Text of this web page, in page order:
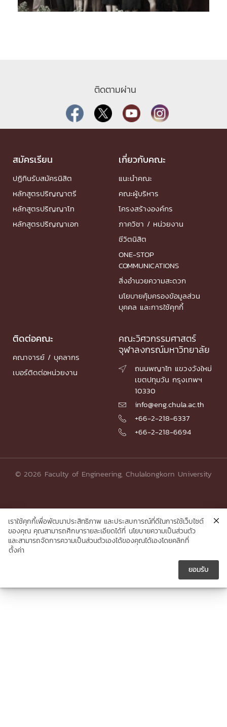

ติดตามผ่าน
สมัครเรียน
ปฏิทินรับสมัครนิสิต
หลักสูตรปริญญาตรี
หลักสูตรปริญญาโท
หลักสูตรปริญญาเอก
เกี่ยวกับคณะ
แนะนำคณะ
คณะผู้บริหาร
โครงสร้างองค์กร
ภาควิชา / หน่วยงาน
ชีวิตนิสิต
ONE-STOP
COMMUNICATIONS
สิ่งอำนวยความสะดวก
นโยบายคุ้มครองข้อมูลส่วน
บุคคล และการใช้คุกกี้
ติดต่อคณะ
คณาจารย์ / บุคลากร
เบอร์ติดต่อหน่วยงาน
คณะวิศวกรรมศาสตร์
จุฬาลงกรณ์มหาวิทยาลัย

ถนนพญาไท แขวงวังใหม่
เขตปทุมวัน กรุงเทพฯ
10330
 info@eng.chula.ac.th
 +66-2-218-6337
 +66-2-218-6694
© 2026 Faculty of Engineering, Chulalongkorn University
เราใช้คุกกี้เพื่อพัฒนาประสิทธิภาพ และประสบการณ์ที่ดีในการใช้เว็บไซต์
ของคุณ คุณสามารถศึกษารายละเอียดได้ที่ นโยบายความเป็นส่วนตัว
และสามารถจัดการความเป็นส่วนตัวเองได้ของคุณได้เองโดยคลิกที่
ตั้งค่า
ยอมรับ